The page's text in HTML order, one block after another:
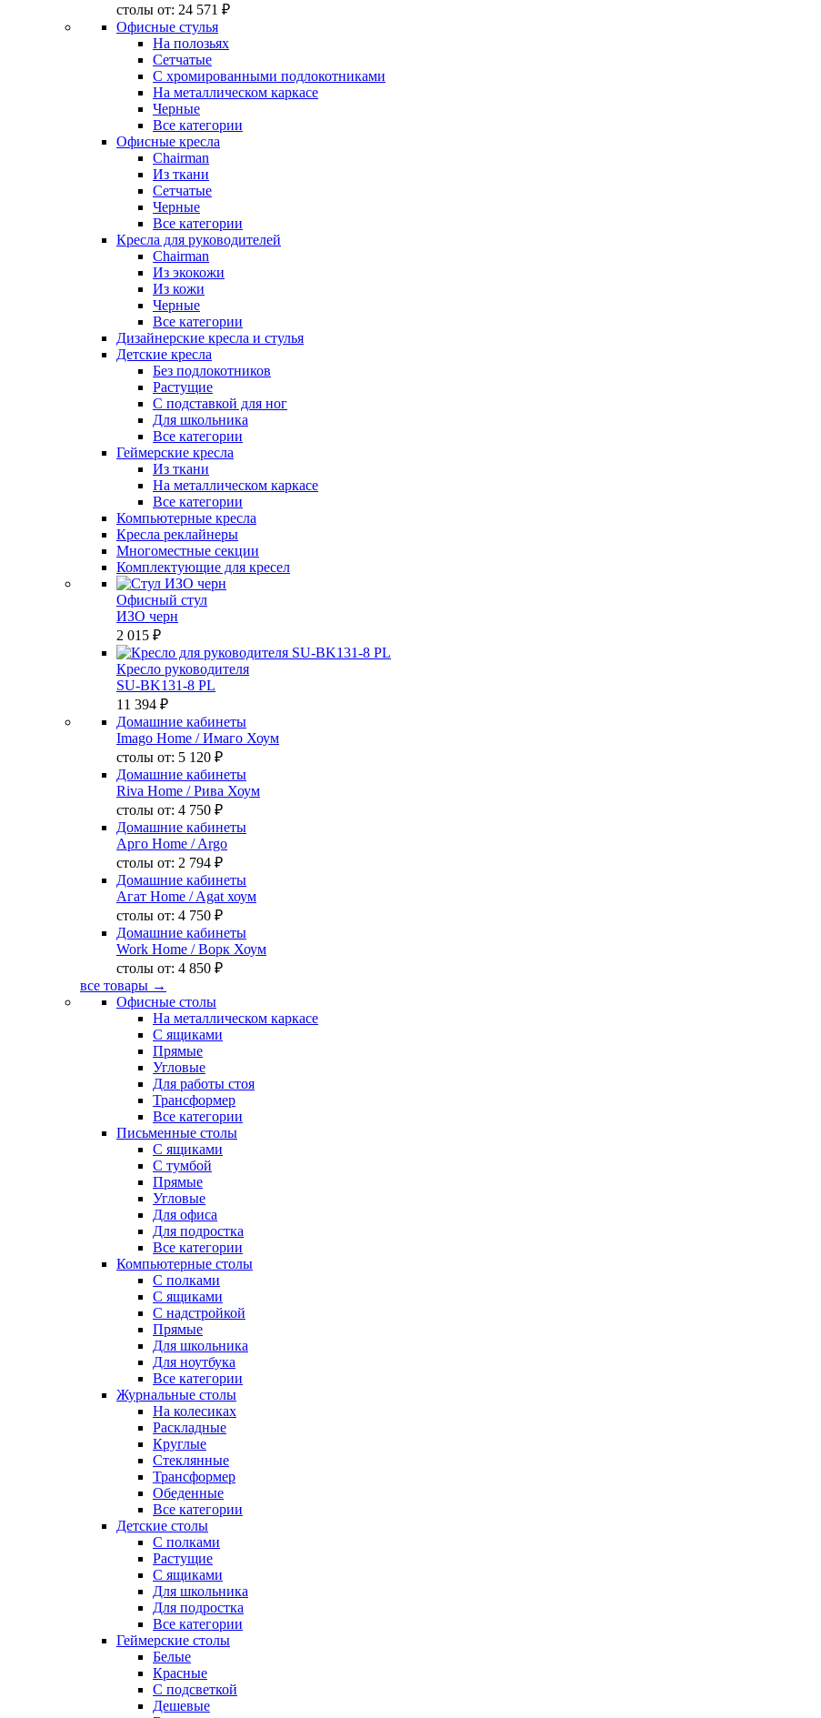
столы от: 24 571 ₽
Офисные стулья
На полозьях
Сетчатые
С хромированными подлокотниками
На металлическом каркасе
Черные
Все категории
Офисные кресла
Chairman
Из ткани
Сетчатые
Черные
Все категории
Кресла для руководителей
Chairman
Из экокожи
Из кожи
Черные
Все категории
Дизайнерские кресла и стулья
Детские кресла
Без подлокотников
Растущие
С подставкой для ног
Для школьника
Все категории
Геймерские кресла
Из ткани
На металлическом каркасе
Все категории
Компьютерные кресла
Кресла реклайнеры
Многоместные секции
Комплектующие для кресел
Офисный стул
ИЗО черн
2 015 ₽
Кресло руководителя
SU-BK131-8 PL
11 394 ₽
Домашние кабинеты
Imago Home / Имаго Хоум
столы от: 5 120 ₽
Домашние кабинеты
Riva Home / Рива Хоум
столы от: 4 750 ₽
Домашние кабинеты
Арго Home / Argo
столы от: 2 794 ₽
Домашние кабинеты
Агат Home / Agat хоум
столы от: 4 750 ₽
Домашние кабинеты
Work Home / Ворк Хоум
столы от: 4 850 ₽
все товары →
Офисные столы
На металлическом каркасе
С ящиками
Прямые
Угловые
Для работы стоя
Трансформер
Все категории
Письменные столы
С ящиками
С тумбой
Прямые
Угловые
Для офиса
Для подростка
Все категории
Компьютерные столы
С полками
С ящиками
С надстройкой
Прямые
Для школьника
Для ноутбука
Все категории
Журнальные столы
На колесиках
Раскладные
Круглые
Стеклянные
Трансформер
Обеденные
Все категории
Детские столы
С полками
Растущие
С ящиками
Для школьника
Для подростка
Все категории
Геймерские столы
Белые
Красные
С подсветкой
Дешевые